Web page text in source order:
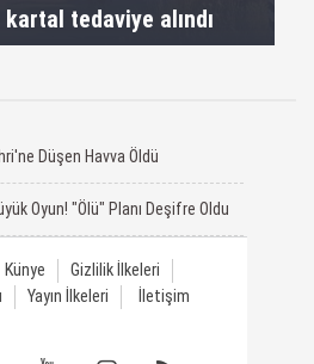
tedaviye alındı
Düşen Havva Öldü
Oyun! "Ölü" Planı Deşifre Oldu
Künye
Gizlilik İlkeleri
Yayın İlkeleri İletişim